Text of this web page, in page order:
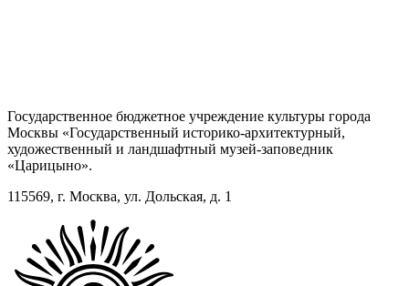
Государственное бюджетное учреждение культуры города
Москвы «Государственный историко-архитектурный,
художественный и ландшафтный музей-заповедник
«Царицыно».
115569, г. Москва, ул. Дольская, д. 1